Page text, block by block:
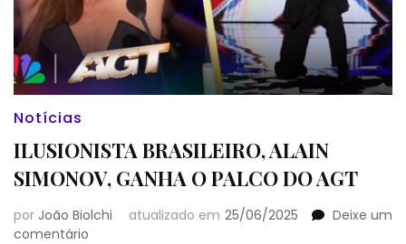
Notícias
ILUSIONISTA BRASILEIRO, ALAIN
SIMONOV, GANHA O PALCO DO AGT
por João Biolchi atualizado em 25/06/2025
Deixe um
comentário